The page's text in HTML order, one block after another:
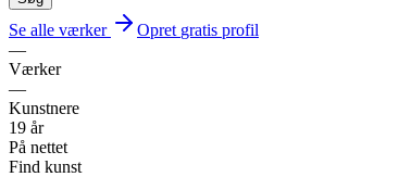
Se alle værker Opret gratis profil
—
Værker
—
Kunstnere
19 år
På nettet
Find kunst